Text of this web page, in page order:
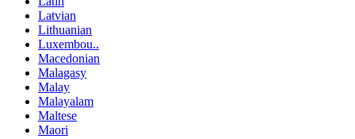
Latvian
Lithuanian
Luxembou..
Macedonian
Malagasy
Malay
Malayalam
Maltese
Maori